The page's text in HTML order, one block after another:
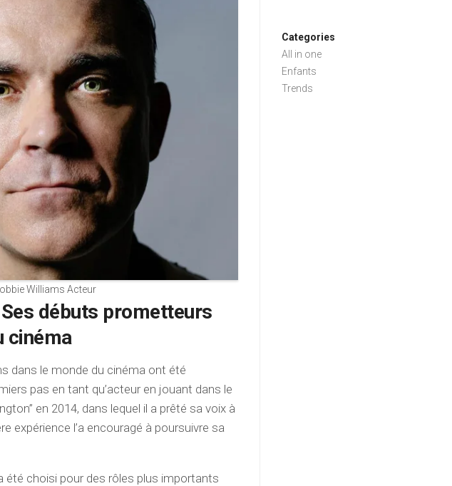
Williams Acteur
débuts prometteurs
cinéma
dans le monde du cinéma ont été
pas en tant qu’acteur en jouant dans le
en 2014, dans lequel il a prêté sa voix à
expérience l’a encouragé à poursuivre sa
été choisi pour des rôles plus importants
Categories
All in one
Enfants
Trends